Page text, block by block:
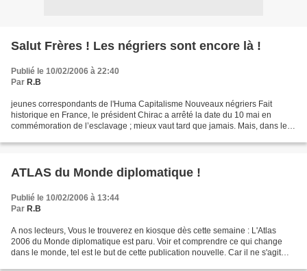
Salut Frères ! Les négriers sont encore là !
Publié le 10/02/2006 à 22:40
Par R.B
jeunes correspondants de l'Huma Capitalisme Nouveaux négriers Fait
historique en France, le président Chirac a arrêté la date du 10 mai en
commémoration de l’esclavage ; mieux vaut tard que jamais. Mais, dans les
ATLAS du Monde diplomatique !
Publié le 10/02/2006 à 13:44
Par R.B
A nos lecteurs, Vous le trouverez en kiosque dès cette semaine : L'Atlas
2006 du Monde diplomatique est paru. Voir et comprendre ce qui change
dans le monde, tel est le but de cette publication nouvelle. Car il ne s'agit